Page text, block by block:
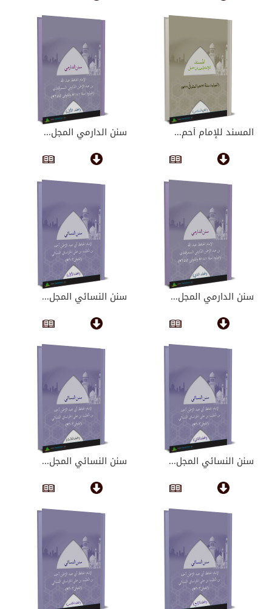
المسند للإمام أحم... سنن الدارمي المجل...
سنن الدارمي المجل... سنن النسائي المجل...
سنن النسائي المجل... سنن النسائي المجل...